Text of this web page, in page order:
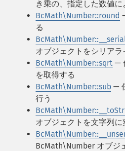
き乗の、指定した数値に
BcMath\Number::round
る
オブジェクトをシリアラ
BcMath\Number::sqrt —
を取得する
BcMath\Number::sub —
行う
オブジェクトを文字列に
BcMath\Number オブジ